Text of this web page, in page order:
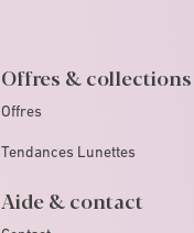
Offres & collections
Offres
Tendances Lunettes
Aide & contact